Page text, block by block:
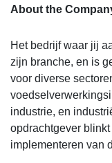
About the
Het bedrijf waar jij
zijn branche, en is
voor diverse
industrie, en
opdrachtgever
implementeren van